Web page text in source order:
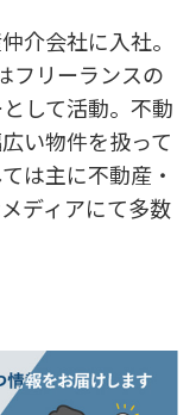
介会社に入社。
フリーランスの
して活動。不動
い物件を扱って
は主に不動産・
ディアにて多数